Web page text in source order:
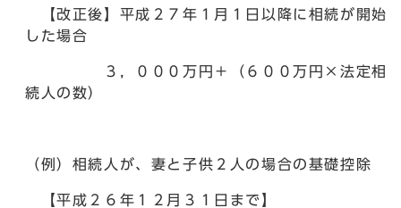
【改正後】平成２７年１月１日以降に相続が開始
した場合
３，０００万円＋（６００万円×法定相
続人の数）
（例）相続人が、妻と子供２人の場合の基礎控除
【平成２６年１２月３１日まで】